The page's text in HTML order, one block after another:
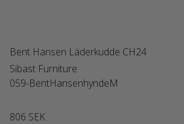
Bent Hansen Läderkudde CH24
Sibast Furniture
059-BentHansenhyndeM
806 SEK